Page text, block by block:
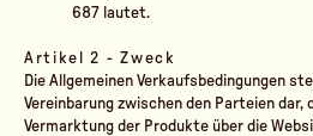
687 lautet.
Artikel 2 - Zweck
Die Allgemeinen Verkaufsbedingungen
Vereinbarung zwischen den Parteien dar,
Vermarktung der Produkte über die